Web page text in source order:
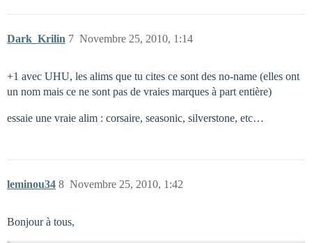
Dark_Krilin Novembre 25, 2010, 1:14
7
+1 avec UHU, les alims que tu cites ce sont des no-name (elles ont
un nom mais ce ne sont pas de vraies marques à part entière)
essaie une vraie alim : corsaire, seasonic, silverstone, etc…
leminou34 Novembre 25, 2010, 1:42
8
Bonjour à tous,